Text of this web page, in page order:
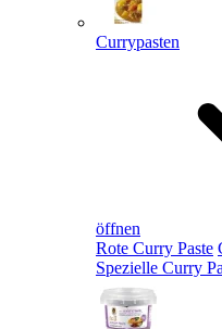
Currypasten
öffnen
Rote Curry Paste
Spezielle Curry